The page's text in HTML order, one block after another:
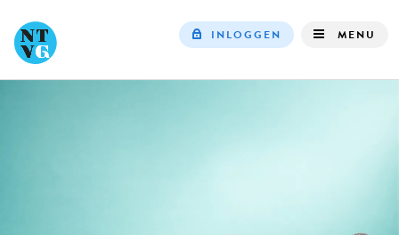
INLOGGEN MENU